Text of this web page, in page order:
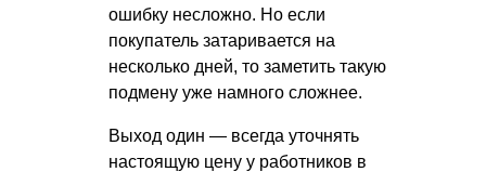
ошибку несложно. Но если
покупатель затаривается на
несколько дней, то заметить такую
подмену уже намного сложнее.
Выход один — всегда уточнять
настоящую цену у работников в